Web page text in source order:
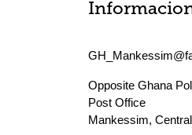
Opposite Ghana
Post Office
Mankessim, Central